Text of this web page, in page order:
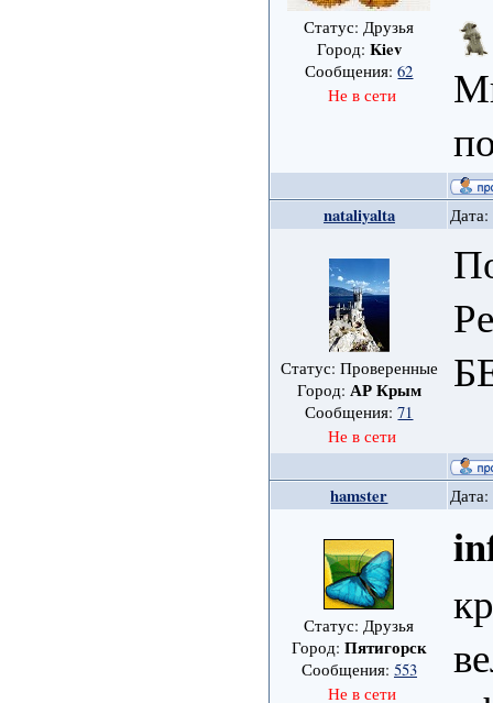
Статус: Друзья
Город: Kiev
Сообщения:62
Не в сети
nataliyalta
Статус: Проверенные
Город: АР Крым
Сообщения:71
Не в сети
hamster
Статус: Друзья
Город: Пятигорск
Сообщения: 553
Не в сети